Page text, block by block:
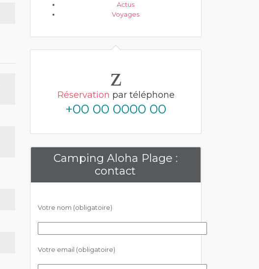
Actus
Voyages
Réservation par téléphone
+00 00 0000 00
Camping Aloha Plage :
contact
Votre nom (obligatoire)
Votre email (obligatoire)